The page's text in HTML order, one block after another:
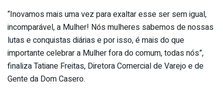
“Inovamos mais uma vez para exaltar esse ser sem igual,
incomparável, a Mulher! Nós mulheres sabemos de nossas
lutas e conquistas diárias e por isso, é mais do que
importante celebrar a Mulher fora do comum, todas nós”,
finaliza Tatiane Freitas, Diretora Comercial de Varejo e de
Gente da Dom Casero.